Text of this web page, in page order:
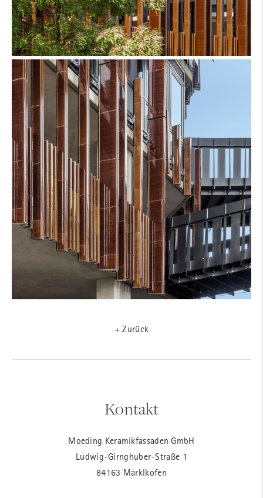
+ Zurück
Kontakt
Moeding Keramikfassaden GmbH
Ludwig-Girnghuber-Straße 1
84163 Marklkofen